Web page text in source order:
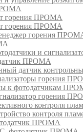
горения ПРОМА
горения ПРОМА
горения
и
ПРОМА
датчик
горения
к фотодатчикам
горения
контроля
контроля
ПРОМА